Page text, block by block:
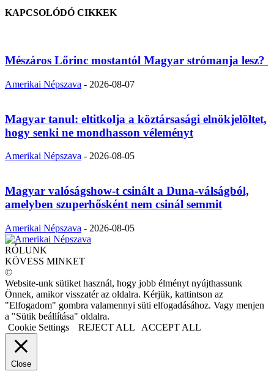
KAPCSOLÓDÓ CIKKEK
Mészáros Lőrinc mostantól Magyar strómanja lesz?
Amerikai Népszava - 2026-08-07
Magyar tanul: eltitkolja a köztársasági elnökjelöltet,
hogy senki ne mondhasson véleményt
Amerikai Népszava - 2026-08-05
Magyar valóságshow-t csinált a Duna-válságból,
amelyben szuperhősként nem csinál semmit
Amerikai Népszava - 2026-08-05
RÓLUNK
KÖVESS MINKET
©
Website-unk sütiket használ, hogy jobb élményt nyújthassunk
Önnek, amikor visszatér az oldalra. Kérjük, kattintson az
"Elfogadom" gombra valamennyi süti elfogadásához. Vagy menjen
a "Sütik beállítása" oldalra.
Cookie Settings
REJECT ALL ACCEPT ALL
Close